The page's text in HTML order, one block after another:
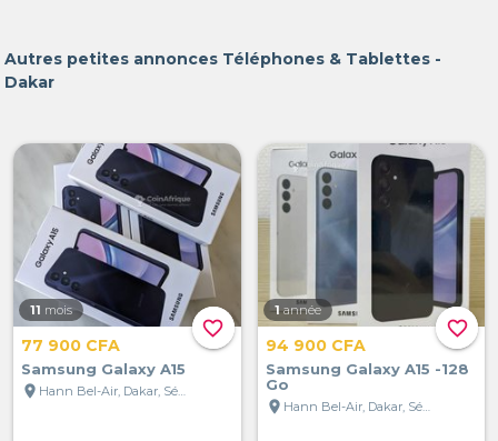
Autres petites annonces Téléphones & Tablettes -
Dakar
favorite_border
11 mois
77 900 CFA
Samsung Galaxy A15
location_on
Hann Bel-Air, Dakar, Sénégal
favorite_border
1 année
94 900 CFA
Samsung Galaxy A15 -128
Go
location_on
Hann Bel-Air, Dakar, Sénégal